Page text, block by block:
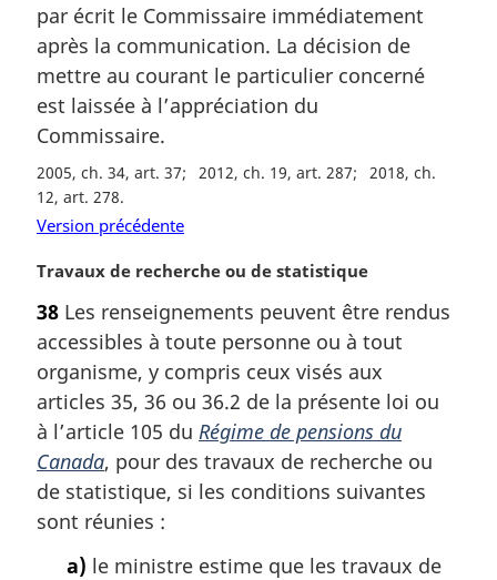
:par écrit le Commissaire immédiatement
après la communication. La décision de
mettre au courant le particulier concerné
est laissée à l’appréciation du
Commissaire.
2005, ch. 34, art. 37 2012, ch. 19, art. 287
2018, ch.
12, art. 278
Version précédente
N
t
e
m
a
g
i
n
a
Travaux de recherche ou de statistique
38 Les renseignements peuvent être rendus
accessibles à toute personne ou à tout
organisme, y compris ceux visés aux
articles 35, 36 ou 36.2 de la présente loi ou
à l’article 105 du Régime de pensions du
Canada, pour des travaux de recherche ou
de statistique, si les conditions suivantes
sont réunies :
a) le ministre estime que les travaux de